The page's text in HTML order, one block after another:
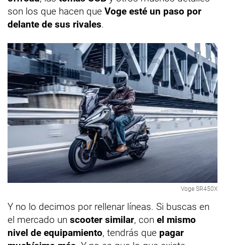
son los que hacen que Voge esté un paso por
delante de sus rivales.
Voge SR450X
Y no lo decimos por rellenar líneas. Si buscas en
el mercado un scooter similar, con el mismo
nivel de equipamiento, tendrás que pagar